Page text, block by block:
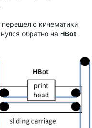
перешел с кинематики
обратно на HBot.